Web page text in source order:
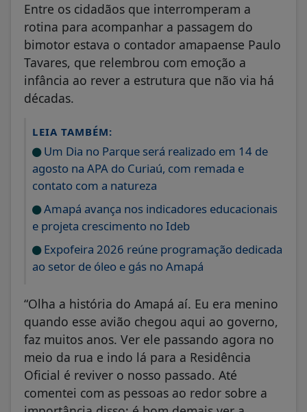
Entre os cidadãos que interromperam a
rotina para acompanhar a passagem do
bimotor estava o contador amapaense Paulo
Tavares, que relembrou com emoção a
infância ao rever a estrutura que não via há
décadas.
LEIA TAMBÉM:
Um Dia no Parque será realizado em 14 de
agosto na APA do Curiaú, com remada e
contato com a natureza
Amapá avança nos indicadores educacionais
e projeta crescimento no Ideb
Expofeira 2026 reúne programação dedicada
ao setor de óleo e gás no Amapá
“Olha a história do Amapá aí. Eu era menino
quando esse avião chegou aqui ao governo,
faz muitos anos. Ver ele passando agora no
meio da rua e indo lá para a Residência
Oficial é reviver o nosso passado. Até
comentei com as pessoas ao redor sobre a